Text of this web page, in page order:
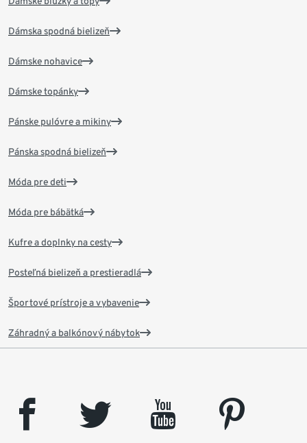
Dámska spodná bielizeň
Dámske nohavice
Dámske topánky
Pánske pulóvre a mikiny
Pánska spodná bielizeň
Móda pre deti
Móda pre bábätká
Kufre a doplnky na cesty
Posteľná bielizeň a prestieradlá
Športové prístroje a vybavenie
Záhradný a balkónový nábytok
facebook twitter youtube
pinterest